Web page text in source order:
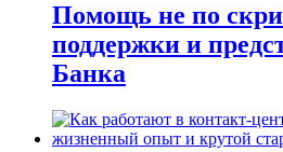
Помощь не по
поддержки и
Банка